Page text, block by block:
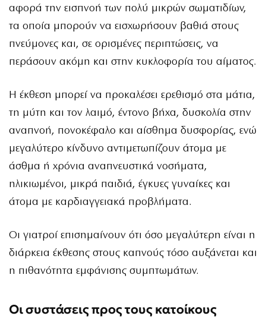
αφορά την εισπνοή των πολύ μικρών σωματιδίων,
τα οποία μπορούν να εισχωρήσουν βαθιά στους
πνεύμονες και, σε ορισμένες περιπτώσεις, να
περάσουν ακόμη και στην κυκλοφορία του αίματος.
Η έκθεση μπορεί να προκαλέσει ερεθισμό στα μάτια,
τη μύτη και τον λαιμό, έντονο βήχα, δυσκολία στην
αναπνοή, πονοκέφαλο και αίσθημα δυσφορίας, ενώ
μεγαλύτερο κίνδυνο αντιμετωπίζουν άτομα με
άσθμα ή χρόνια αναπνευστικά νοσήματα,
ηλικιωμένοι, μικρά παιδιά, έγκυες γυναίκες και
άτομα με καρδιαγγειακά προβλήματα.
Οι γιατροί επισημαίνουν ότι όσο μεγαλύτερη είναι η
διάρκεια έκθεσης στους καπνούς τόσο αυξάνεται και
η πιθανότητα εμφάνισης συμπτωμάτων.
Οι συστάσεις προς τους κατοίκους